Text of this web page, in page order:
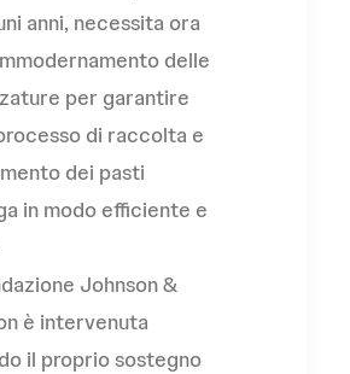
anni, necessita ora
delle
per garantire
di raccolta e
dei pasti
in modo efficiente e
Johnson &
è intervenuta
il proprio sostegno